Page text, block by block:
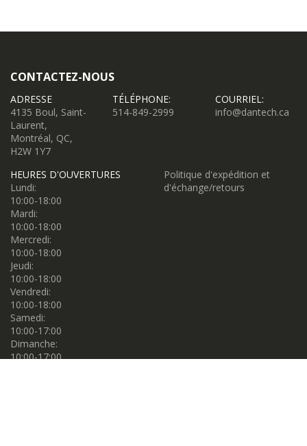
CONTACTEZ-NOUS
ADRESSE
4135 Boul, Saint-
Laurent,
Montréal, QC,
H2W 1Y7
TÉLÉPHONE:
514-849-2999
COURRIEL:
info@dantech.ca
HEURES D'OUVERTURES
Lundi:
10:00-18:00
Mardi:
10:00-18:00
Mercredi:
10:00-18:00
Jeudi:
10:00-18:00
Vendredi:
10:00-18:00
Samedi:
10:00-17:00
Dimanche:
10:00-17:00
Politique d'expédition et
d'échange/retours